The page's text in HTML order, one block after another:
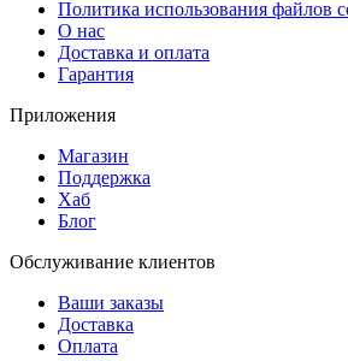
Политика использования файлов
О нас
Доставка и оплата
Гарантия
Приложения
Магазин
Поддержка
Хаб
Блог
Обслуживание клиентов
Ваши заказы
Доставка
Оплата